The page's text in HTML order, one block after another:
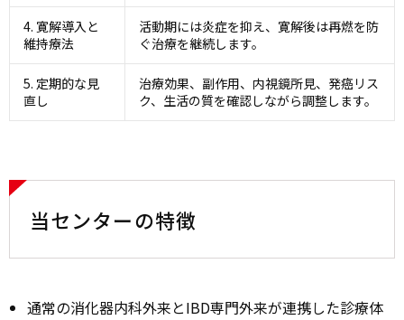
4. 寛解導入と
維持療法
活動期には炎症を抑え、寛解後は再燃を防
ぐ治療を継続します。
5. 定期的な見
直し
治療効果、副作用、内視鏡所見、発癌リス
ク、生活の質を確認しながら調整します。
当センターの特徴
通常の消化器内科外来とIBD専門外来が連携した診療体